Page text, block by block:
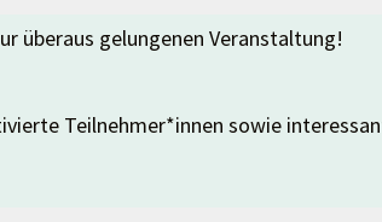
überaus gelungenen Veranstaltung!
Teilnehmer*innen sowie